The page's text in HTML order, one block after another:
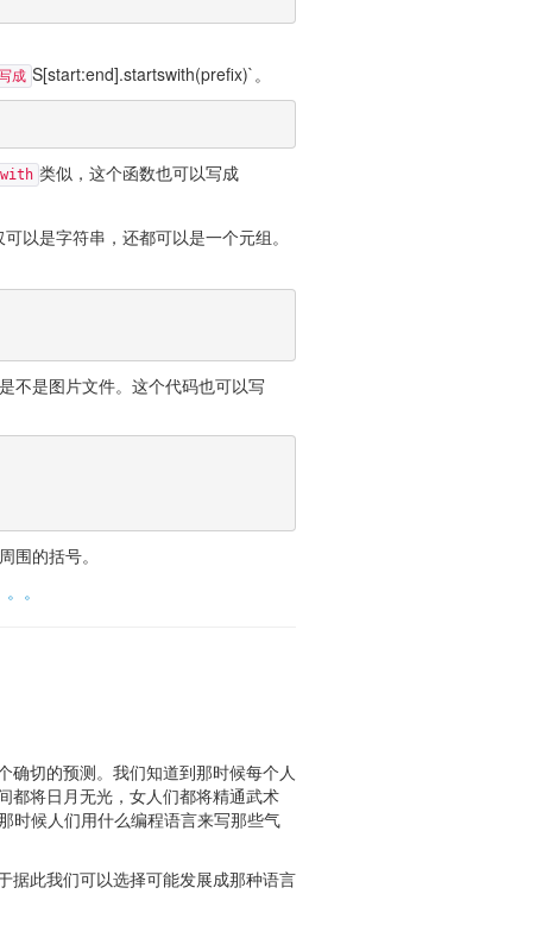
成 S[start:end].startswith(prefix)`。
类似，这个函数也可以写成
以是字符串，还都可以是一个元组。
不是图片文件。这个代码也可以写
围的括号。
。
确切的预测。我们知道到那时候每个人
都将日月无光，女人们都将精通武术
时候人们用什么编程语言来写那些气
据此我们可以选择可能发展成那种语言